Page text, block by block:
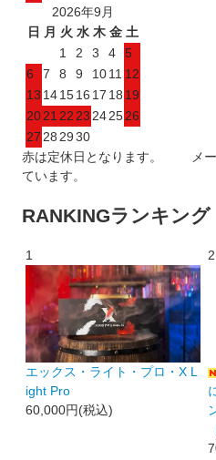
2026年9月
日
月 火 水 木 金 土
1
2 3 4
5
6
7 8 9 1011 12
13 141516 17 18 19
2021 22 23 242526
27 28 2930
赤は定休日となります。 メー
ています。
RANKINGランキング
1
エックス・ライト・プロ・X L
ight Pro
60,000円(税込)
2